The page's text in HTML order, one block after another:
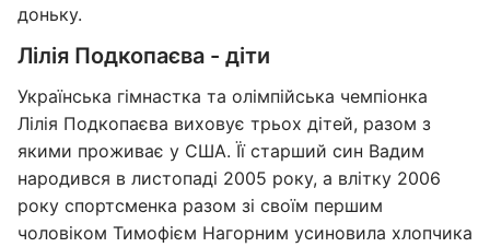
доньку.
Лілія Подкопаєва - діти
Українська гімнастка та олімпійська чемпіонка
Лілія Подкопаєва виховує трьох дітей, разом з
якими проживає у США. Її старший син Вадим
народився в листопаді 2005 року, а влітку 2006
року спортсменка разом зі своїм першим
чоловіком Тимофієм Нагорним усиновила хлопчика